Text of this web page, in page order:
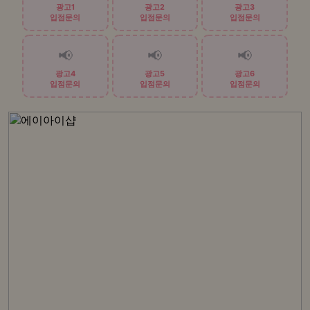
광고1
입점문의
광고2
입점문의
광고3
입점문의
📢
광고4
입점문의
📢
광고5
입점문의
📢
광고6
입점문의